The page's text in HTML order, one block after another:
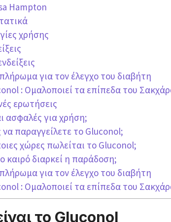
Hampton
χρήσης
για τον έλεγχο του διαβήτη
: Ομαλοποιεί τα επίπεδα του
ερωτήσεις
ασφαλές για χρήση;
παραγγείλετε το Gluconol;
χώρες πωλείται το Gluconol;
καιρό διαρκεί η παράδοση;
για τον έλεγχο του διαβήτη
: Ομαλοποιεί τα επίπεδα του
το Gluconol